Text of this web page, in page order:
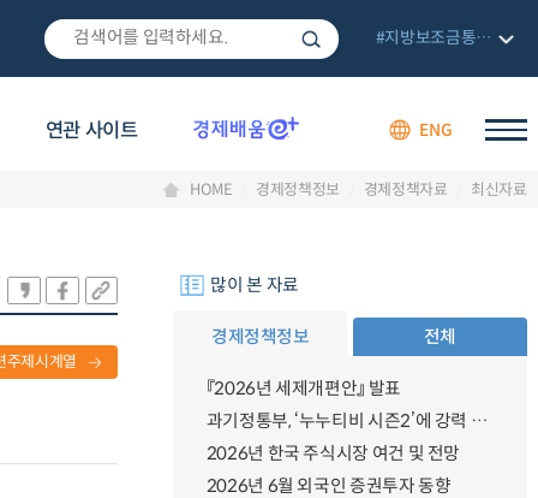
연관 사이트 ENG
#지방보조금통합관리망
HOME 경제정책정보 경제정책자료 최신자료
주제시계열
많이 본 자료
경제정책정보 전체
『2026년 세제개편안』 발표
과기정통부, ‘누누티비 시즌2’에 강력 대응 의지 밝혀
2026년 한국 주식시장 여건 및 전망
2026년 6월 외국인 증권투자 동향